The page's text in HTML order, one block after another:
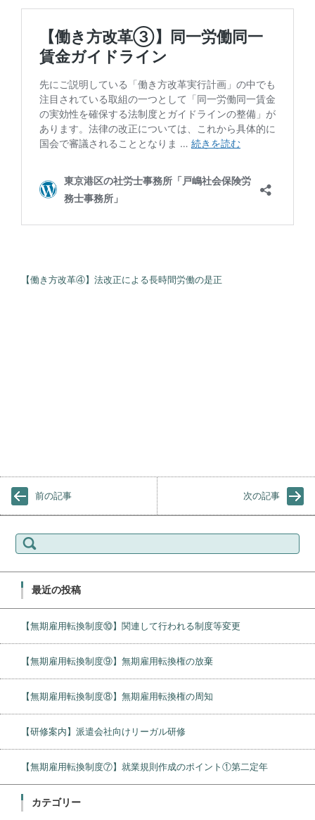
【働き方改革④】法改正による長時間労働の是正
前の記事 次の記事
索:
最近の投稿
【無期雇用転換制度⑩】関連して行われる制度等変更
【無期雇用転換制度⑨】無期雇用転換権の放棄
【無期雇用転換制度⑧】無期雇用転換権の周知
【研修案内】派遣会社向けリーガル研修
【無期雇用転換制度⑦】就業規則作成のポイント①第二定年
カテゴリー